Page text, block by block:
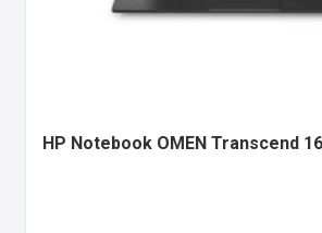
HP Notebook OMEN Transcend